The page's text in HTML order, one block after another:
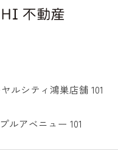
ルシティ鴻巣店舗 101
ルアベニュー 101